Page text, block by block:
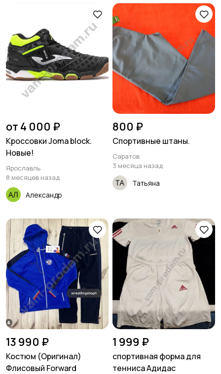
от 4 000 ₽
Кроссовки Joma block.
Новые!
Ярославль
8 месяцев назад
Александр
800 ₽
Спортивные штаны.
Саратов
3 месяца назад
Татьяна
13 990 ₽
Костюм (Оригинал)
Флисовый Forward
1 999 ₽
спортивная форма для
тенниса Адидас